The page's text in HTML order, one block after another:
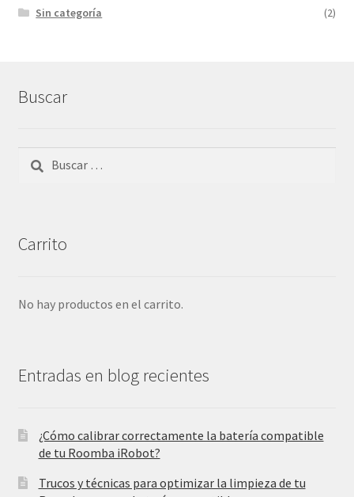
Sin categoría (2)
Buscar
Carrito
No hay productos en el carrito.
Entradas en blog recientes
¿Cómo calibrar correctamente la batería compatible
de tu Roomba iRobot?
Trucos y técnicas para optimizar la limpieza de tu